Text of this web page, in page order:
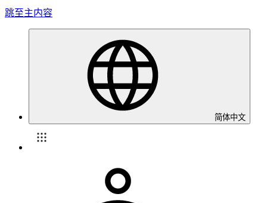
跳至主内容
简体中文